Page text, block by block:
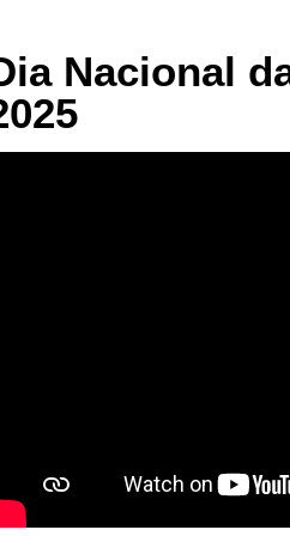
Nacional